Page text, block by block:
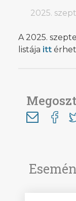
2025.
A 2025.
listája itt